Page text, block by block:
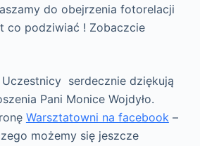
do obejrzenia fotorelacji
co podziwiać ! Zobaczcie
serdecznie dziękują
Pani Monice Wojdyło.
Warsztatowni na facebook–
możemy się jeszcze